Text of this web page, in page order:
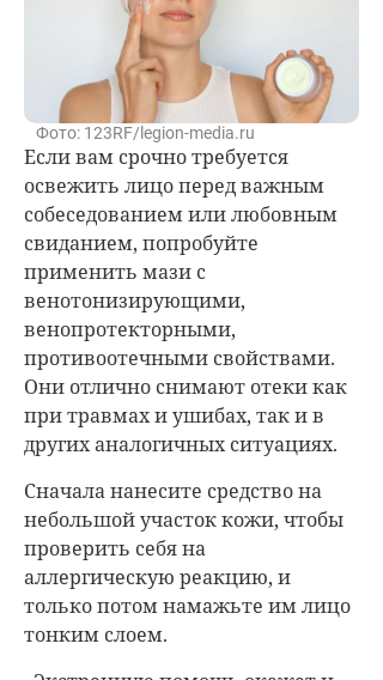
Фото: 123RF/legion-media.ru
Если вам срочно требуется
освежить лицо перед важным
собеседованием или любовным
свиданием, попробуйте
применить мази с
венотонизирующими,
венопротекторными,
противоотечными свойствами.
Они отлично снимают отеки как
при травмах и ушибах, так и в
других аналогичных ситуациях.
Сначала нанесите средство на
небольшой участок кожи, чтобы
проверить себя на
аллергическую реакцию, и
только потом намажьте им лицо
тонким слоем.